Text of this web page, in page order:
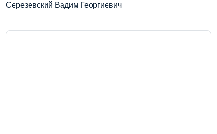
Серезевский Вадим Георгиевич